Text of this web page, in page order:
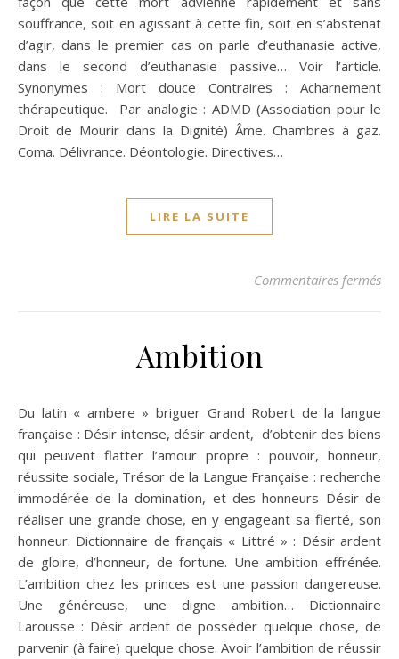
souffrance, soit en agissant à cette fin, soit en s’abstenat
d’agir, dans le premier cas on parle d’euthanasie active,
dans le second d’euthanasie passive… Voir l’article.
Synonymes : Mort douce Contraires : Acharnement
thérapeutique. Par analogie : ADMD (Association pour le
Droit de Mourir dans la Dignité) Âme. Chambres à gaz.
Coma. Délivrance. Déontologie. Directives…
LIRE LA SUITE
Commentaires fermés
Ambition
Du latin « ambere » briguer Grand Robert de la langue
française : Désir intense, désir ardent, d’obtenir des biens
qui peuvent flatter l’amour propre : pouvoir, honneur,
réussite sociale, Trésor de la Langue Française : recherche
immodérée de la domination, et des honneurs Désir de
réaliser une grande chose, en y engageant sa fierté, son
honneur. Dictionnaire de français « Littré » : Désir ardent
de gloire, d’honneur, de fortune. Une ambition effrénée.
L’ambition chez les princes est une passion dangereuse.
Une généreuse, une digne ambition… Dictionnaire
Larousse : Désir ardent de posséder quelque chose, de
parvenir (à faire) quelque chose. Avoir l’ambition de réussir